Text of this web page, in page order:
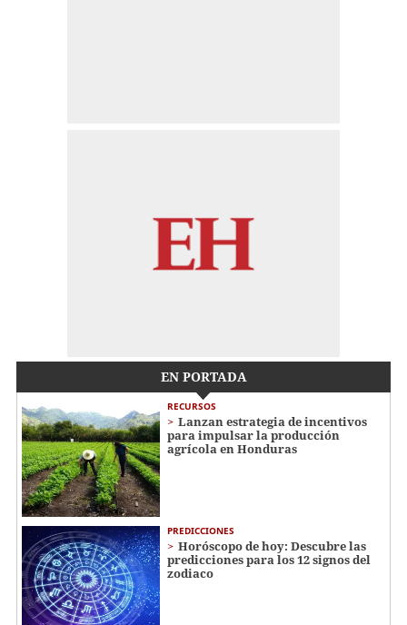
EN PORTADA
RECURSOS
Lanzan estrategia de incentivos
para impulsar la producción
agrícola en Honduras
PREDICCIONES
Horóscopo de hoy: Descubre las
predicciones para los 12 signos del
zodiaco